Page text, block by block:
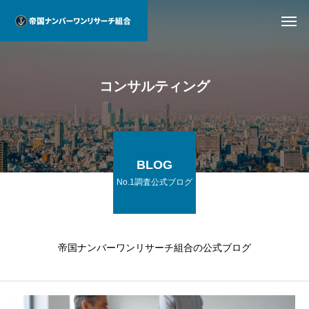
コンサルティング
BLOG
No.1調査公式ブログ
帝国ナンバーワンリサーチ組合の公式ブログ